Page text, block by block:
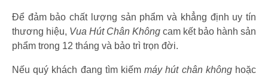
Để đảm bảo chất lượng sản phẩm và khẳng định uy tín
thương hiệu, Vua Hút Chân Không cam kết bảo hành sản
phẩm trong 12 tháng và bảo trì trọn đời.
Nếu quý khách đang tìm kiếmmáy hút chân khônghoặc